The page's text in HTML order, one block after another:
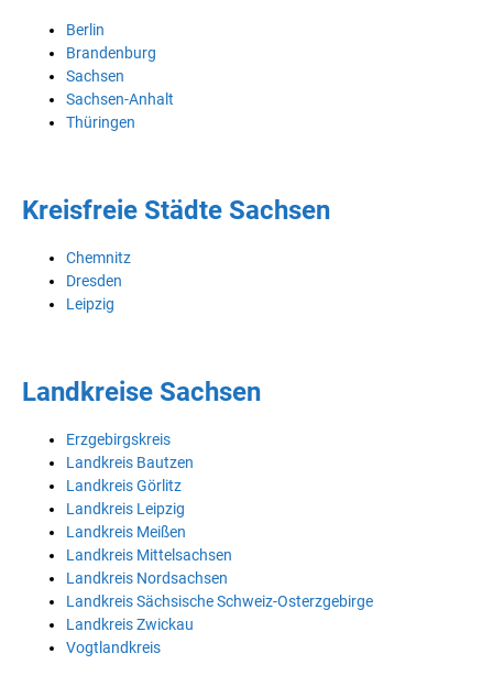
Berlin
Brandenburg
Sachsen
Sachsen-Anhalt
Thüringen
Kreisfreie Städte Sachsen
Chemnitz
Dresden
Leipzig
Landkreise Sachsen
Erzgebirgskreis
Landkreis Bautzen
Landkreis Görlitz
Landkreis Leipzig
Landkreis Meißen
Landkreis Mittelsachsen
Landkreis Nordsachsen
Landkreis Sächsische Schweiz-Osterzgebirge
Landkreis Zwickau
Vogtlandkreis